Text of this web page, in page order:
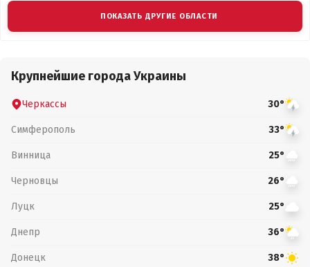
ПОКАЗАТЬ ДРУГИЕ ОБЛАСТИ
Крупнейшие города Украины
Черкассы 30°
Симферополь 33°
Винница 25°
Черновцы 26°
Луцк 25°
Днепр 36°
Донецк 38°